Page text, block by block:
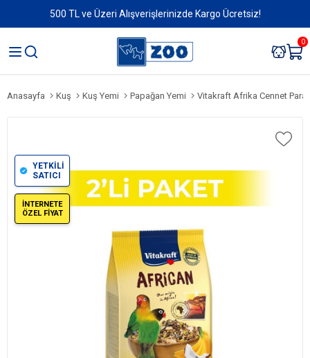
500 TL ve Üzeri Alışverişlerinizde Kargo Ücretsiz!
0
Anasayfa Kuş Kuş Yemi Papağan Yemi Vitakraft Afrika Cennet
YETKİLİ
SATICI
İNTERNETE
ÖZEL FİYAT